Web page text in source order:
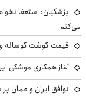
پزشکیان: استعفا
می‌کنم
قیمت گوشت گوساله و گوسفند
آغاز همکاری موشکی
توافق ایران و عمان